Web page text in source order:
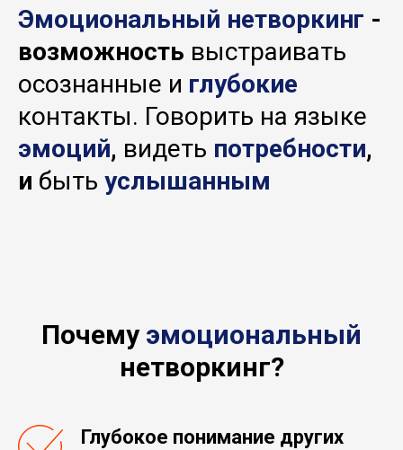
Эмоциональный нетворкинг -
возможность выстраивать
осознанные и глубокие
контакты. Говорить на языке
эмоций, видеть потребности,
и быть услышанным
Почему эмоциональный
нетворкинг?
Глубокое понимание других